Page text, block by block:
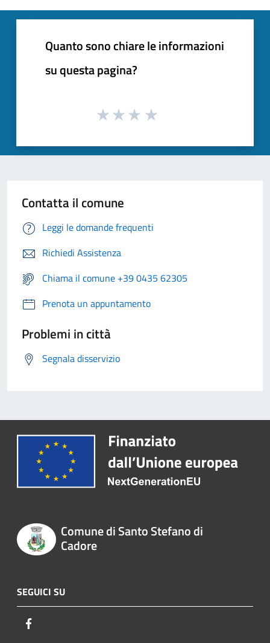
Quanto sono chiare le informazioni
su questa pagina?
Contatta il comune
Leggi le domande frequenti
Richiedi Assistenza
Chiama il comune +39 0435 62305
Prenota un appuntamento
Problemi in città
Segnala disservizio
Comune di Santo Stefano di
Cadore
SEGUICI SU